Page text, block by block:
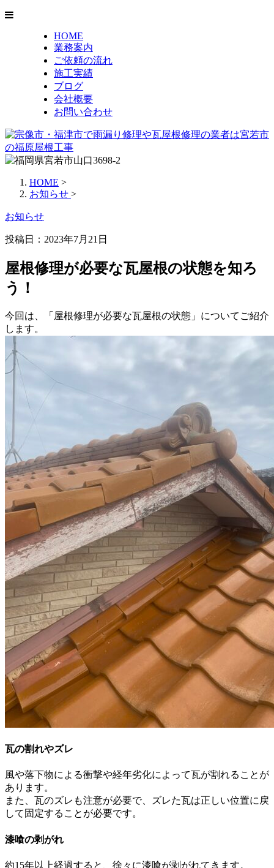
HOME
業務案内
ご依頼の流れ
施工実績
ブログ
会社概要
お問い合わせ
HOME >
お知らせ >
お知らせ
投稿日：2023年7月21日
屋根修理が必要な瓦屋根の状態を知ろ
う！
今回は、「屋根修理が必要な瓦屋根の状態」についてご紹介
します。
瓦の割れやズレ
風や落下物による衝撃や経年劣化によって瓦が割れることが
あります。
また、瓦のズレも注意が必要で、ズレた瓦は正しい位置に戻
して固定することが必要です。
漆喰の剥がれ
約15年以上経過すると、徐々に漆喰が剥がれてきます。